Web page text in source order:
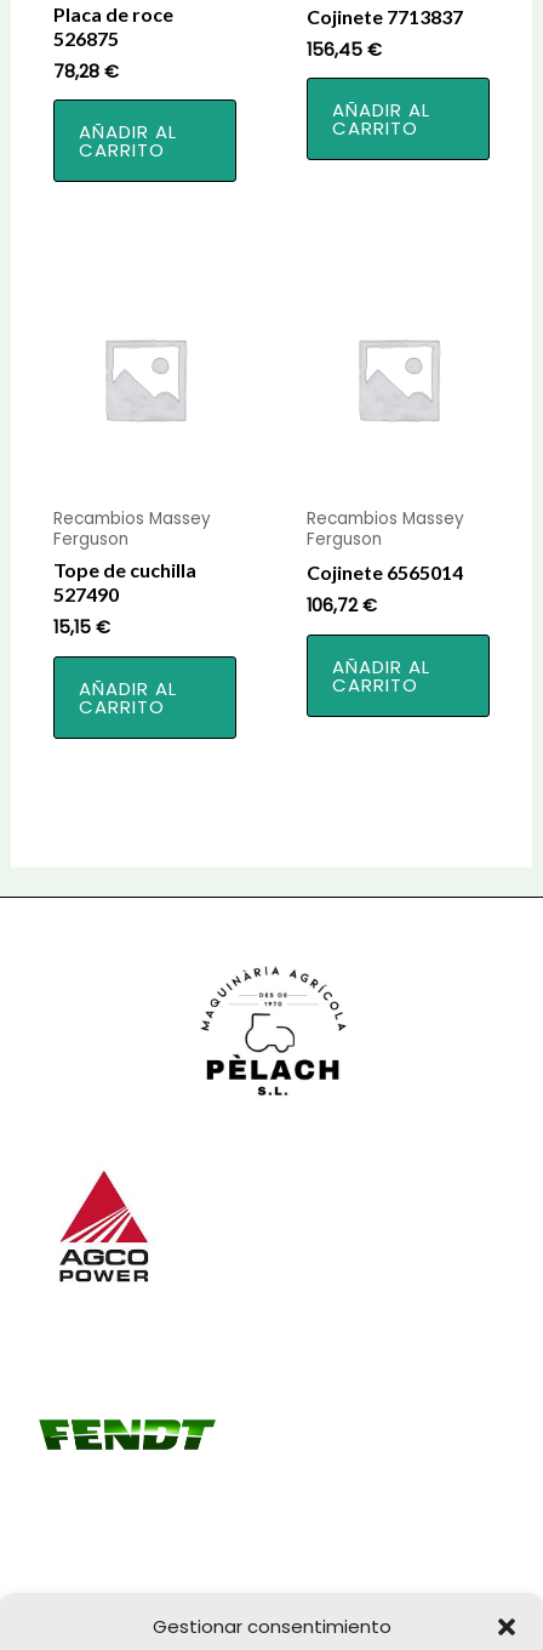
Gestionar consentimiento
Placa de roce
526875
78,28 €
AÑADIR AL
CARRITO
Cojinete 7713837
156,45€
AÑADIR AL
CARRITO
Recambios Massey
Ferguson
Tope de cuchilla
527490
15,15 €
AÑADIR AL
CARRITO
Recambios Massey
Ferguson
Cojinete 6565014
106,72€
AÑADIR AL
CARRITO